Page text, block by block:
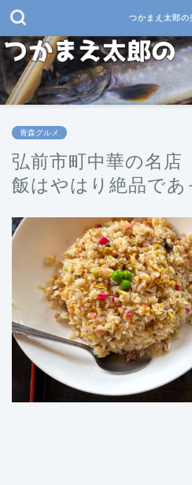
つかまえ太郎の
青森グルメ
弘前市町中華の名店
飯はやはり絶品であ